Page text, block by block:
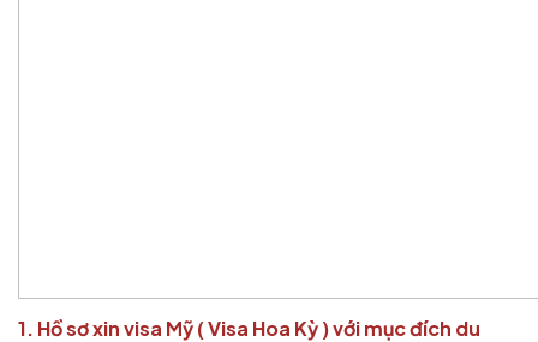
1. Hồ sơ xin visa Mỹ ( Visa Hoa Kỳ ) với mục đích du